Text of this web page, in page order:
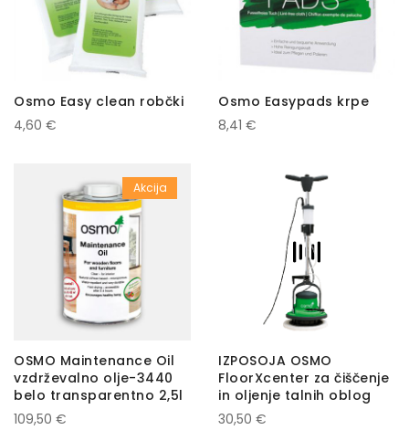
Osmo Easy clean robčki
4,60 €
Osmo Easypads krpe
8,41 €
Akcija
OSMO Maintenance Oil
vzdrževalno olje-3440
belo transparentno 2,5l
109,50 €
IZPOSOJA OSMO
FloorXcenter za čiščenje
in oljenje talnih oblog
30,50 €